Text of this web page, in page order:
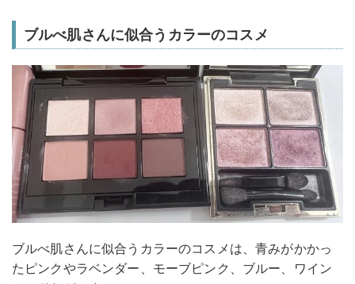
ブルべ肌さんに似合うカラーのコスメ
ブルべ肌さんに似合うカラーのコスメは、青みがかかっ
たピンクやラベンダー、モーブピンク、ブルー、ワイン